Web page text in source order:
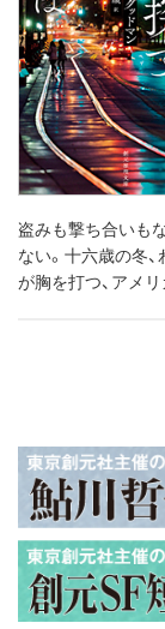
盗みも撃ち合いも
ない。十六歳の冬
が胸を打つ、アメ